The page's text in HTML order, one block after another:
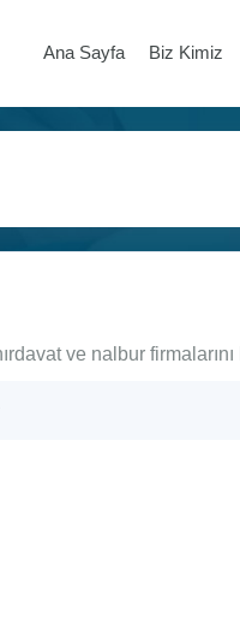
Ana Sayfa Biz Kimiz
ve nalbur